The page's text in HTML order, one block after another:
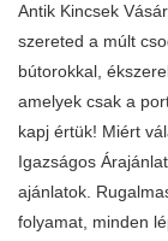
Antik Kincsek
szereted a múlt
bútorokkal,
amelyek csak a
kapj értük! Miért
Igazságos
ajánlatok.
folyamat, minden